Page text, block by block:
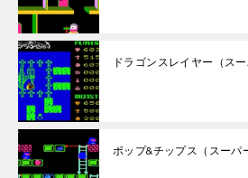
ドラゴンスレイヤー（ス
ポップ&チップス（スーパ